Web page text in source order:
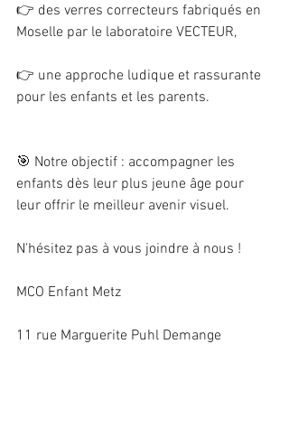
👉 des verres correcteurs fabriqués en
Moselle par le laboratoire VECTEUR,
👉 une approche ludique et rassurante
pour les enfants et les parents.
🎯 Notre objectif : accompagner les
enfants dès leur plus jeune âge pour
leur offrir le meilleur avenir visuel.
N'hésitez pas à vous joindre à nous !
MCO Enfant Metz
11 rue Marguerite Puhl Demange